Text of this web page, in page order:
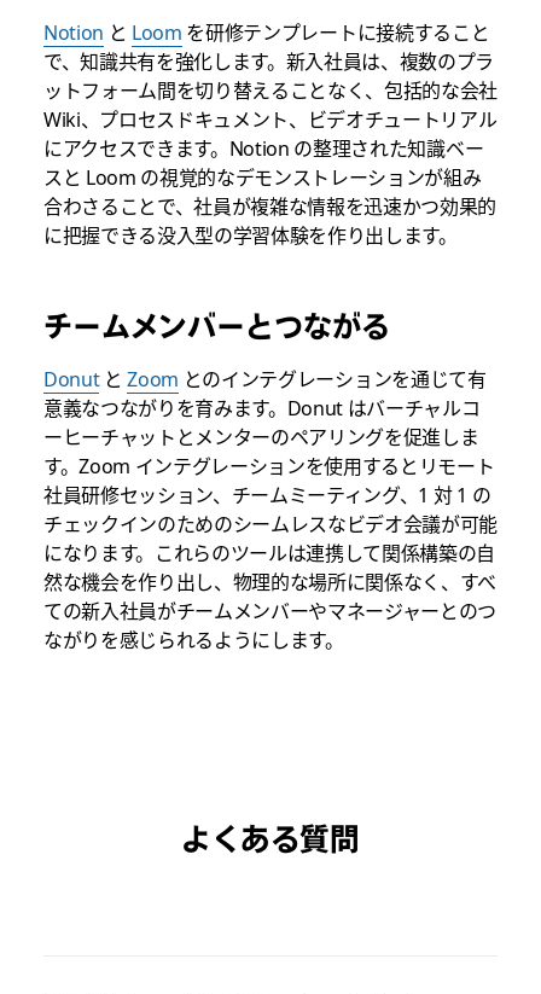
Notion と Loom を研修テンプレートに接続すること
で、知識共有を強化します。新入社員は、複数のプラ
ットフォーム間を切り替えることなく、包括的な会社
Wiki、プロセスドキュメント、ビデオチュートリアル
にアクセスできます。Notion の整理された知識ベー
スと Loom の視覚的なデモンストレーションが組み
合わさることで、社員が複雑な情報を迅速かつ効果的
に把握できる没入型の学習体験を作り出します。
チームメンバーとつながる
DonutとZoom とのインテグレーションを通じて有
意義なつながりを育みます。Donut はバーチャルコ
ーヒーチャットとメンターのペアリングを促進しま
す。Zoom インテグレーションを使用するとリモート
社員研修セッション、チームミーティング、1 対 1 の
チェックインのためのシームレスなビデオ会議が可能
になります。これらのツールは連携して関係構築の自
然な機会を作り出し、物理的な場所に関係なく、すべ
ての新入社員がチームメンバーやマネージャーとのつ
ながりを感じられるようにします。
よくある質問